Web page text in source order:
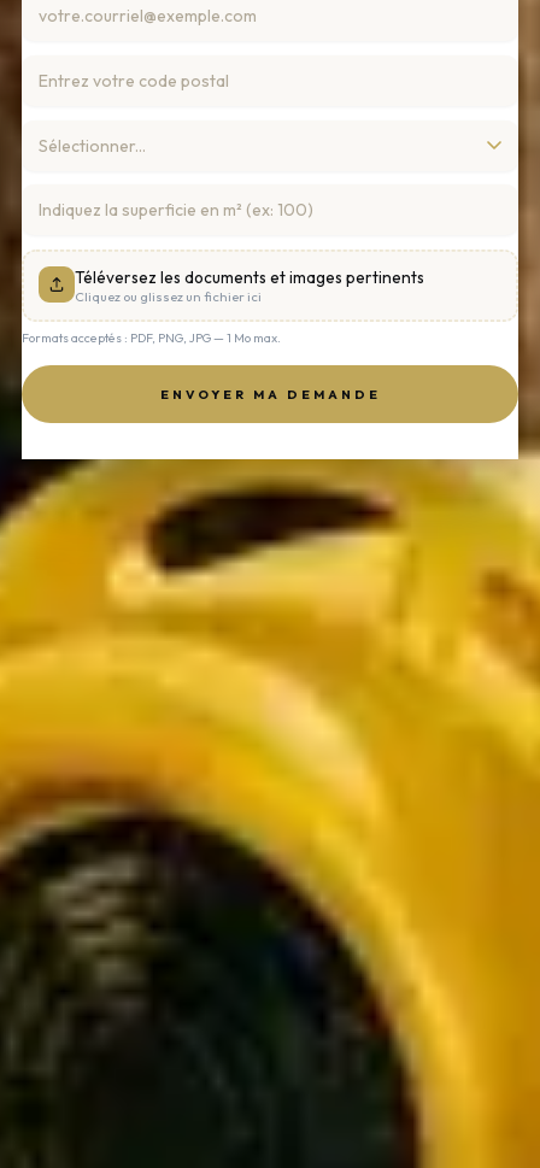
Téléversez les documents et images pertinents
Cliquez ou glissez un fichier ici
Formats acceptés : PDF, PNG, JPG — 1 Mo max.
ENVOYER MA DEMANDE